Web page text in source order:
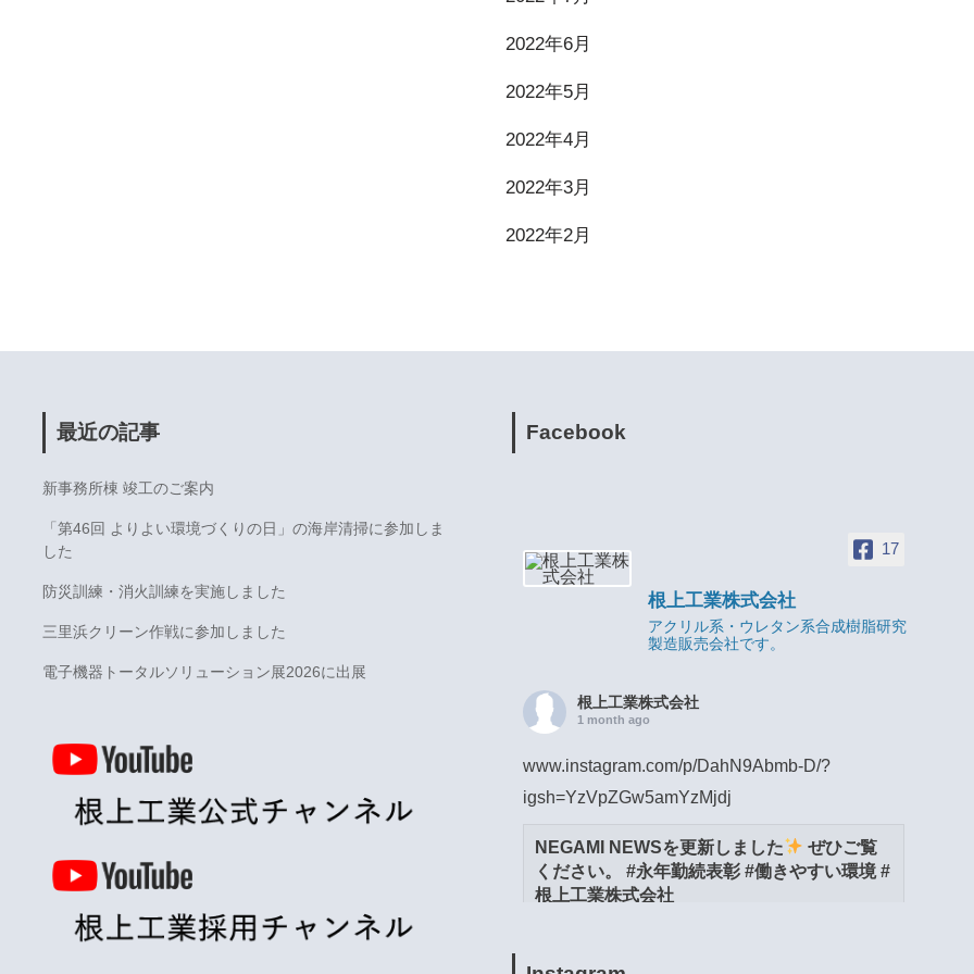
2022年6月
2022年5月
2022年4月
2022年3月
2022年2月
最近の記事
新事務所棟 竣工のご案内
「第46回 よりよい環境づくりの日」の海岸清掃に参加しま
した
防災訓練・消火訓練を実施しました
三里浜クリーン作戦に参加しました
電子機器トータルソリューション展2026に出展
Facebook
17
根上工業株式会社
アクリル系・ウレタン系合成樹脂研究
製造販売会社です。
根上工業株式会社
1 month ago
www.instagram.com/p/DahN9Abmb-D/?
igsh=YzVpZGw5amYzMjdj
NEGAMI NEWSを更新しました
ぜひご覧
ください。 #永年勤続表彰 #働きやすい環境 #
根上工業株式会社
View on Facebook